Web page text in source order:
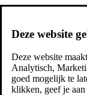
Deze website
Deze website
Analytisch,
goed mogelijk te
klikken, geef je
Ga naar inhoud
Kaart
Zoeken
Menu
Dorpskernen